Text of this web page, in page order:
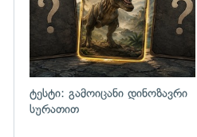
ტესტი: გამოიცანი დინოზავრი
სურათით